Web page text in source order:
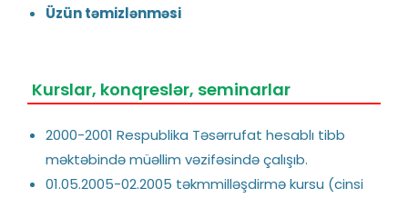
Üzün təmizlənməsi
Kurslar, konqreslər, seminarlar
2000-2001 Respublika Təsərrufat hesablı tibb
məktəbində müəllim vəzifəsində çalışıb.
01.05.2005-02.2005 təkmmilləşdirmə kursu (cinsi